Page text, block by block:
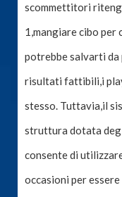
scommettitori
1,mangiare cibo per
potrebbe salvarti
risultati fattibili,i
stesso. Tuttavia,il
struttura dotata
consente di
occasioni per